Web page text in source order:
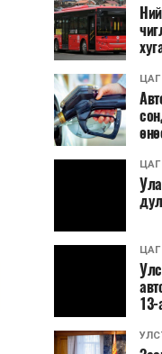
ЦАГ
ЦАГ
ЦАГ
13-